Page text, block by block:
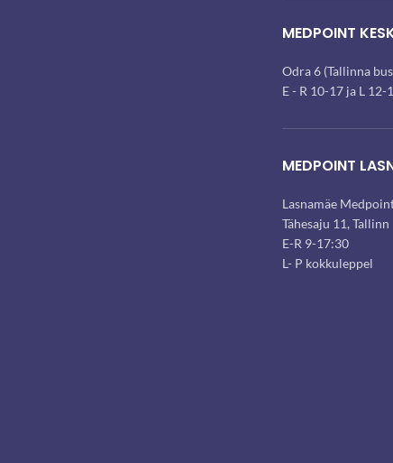
MEDPOINT
Odra 6 (Tallinna
E - R 10-17 ja L 12-
MEDPOINT
Lasnamäe
Tähesaju 11, Tallinn
E-R 9-17:30
L- P kokkuleppel